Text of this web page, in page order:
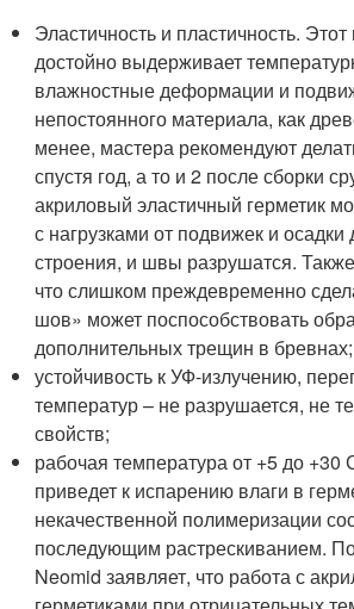
Эластичность и пластичность.
достойно выдерживает
влажностные деформации и
непостоянного материала, как
менее, мастера рекомендуют
спустя год, а то и 2 после сборки
акриловый эластичный герметик
с нагрузками от подвижек и осадки
строения, и швы разрушатся.
что слишком преждевременно
шов» может поспособствовать
дополнительных трещин в бревнах;
устойчивость к УФ-излучению,
температур – не разрушается, не
свойств;
рабочая температура от +5 до
приведет к испарению влаги в
некачественной полимеризации
последующим растрескиванием.
Neomid заявляет, что работа с